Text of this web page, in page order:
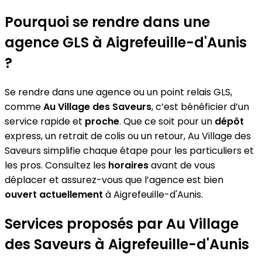
Pourquoi se rendre dans une
agence GLS à Aigrefeuille-d'Aunis
?
Se rendre dans une agence ou un point relais GLS,
commeAu Village des Saveurs, c’est bénéficier d’un
service rapide et proche. Que ce soit pour un dépôt
express, un retrait de colis ou un retour, Au Village des
Saveurs simplifie chaque étape pour les particuliers et
les pros. Consultez les horairesavant de vous
déplacer et assurez-vous que l’agence est bien
ouvert actuellement à Aigrefeuille-d'Aunis.
Services proposés par Au Village
des Saveurs à Aigrefeuille-d'Aunis